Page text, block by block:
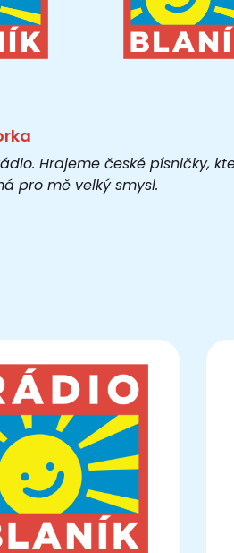
Hrajeme české písničky,
pro mě velký smysl.